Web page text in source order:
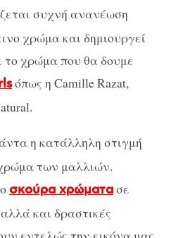
συχνή ανανέωση
χρώμα και δημιουργεί
το χρώμα που θα δουμε
όπως η Camille Razat,
η κατάλληλη στιγμή
των μαλλιών.
σκούρα χρώματασε
και δραστικές